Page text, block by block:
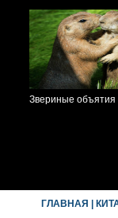
Звериные объятия
ГЛАВНАЯ